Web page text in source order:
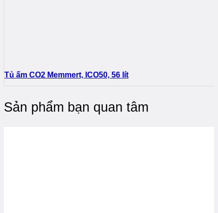
Tủ ấm CO2 Memmert, ICO50, 56 lít
Sản phẩm bạn quan tâm